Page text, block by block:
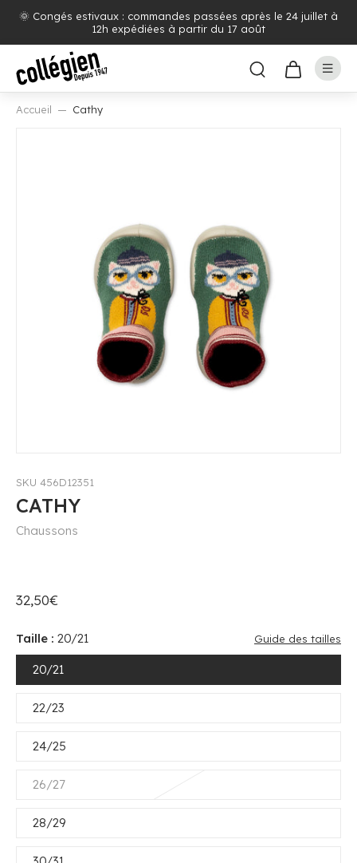
🌞 Congés estivaux : commandes passées après le 24 juillet à
12h expédiées à partir du 17 août
Accueil Cathy
SKU 456D12351
CATHY
Chaussons
32,50€
Taille : 20/21 Guide des tailles
20/21
22/23
24/25
26/27
28/29